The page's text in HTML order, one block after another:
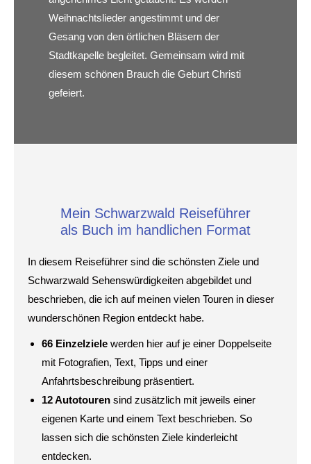
Weihnachtslieder angestimmt und der
Gesang von den örtlichen Bläsern der
Stadtkapelle begleitet. Gemeinsam wird mit
diesem schönen Brauch die Geburt Christi
gefeiert.
Mein Schwarzwald Reiseführer
als Buch im handlichen Format
In diesem Reiseführer sind die schönsten Ziele und
Schwarzwald Sehenswürdigkeiten abgebildet und
beschrieben, die ich auf meinen vielen Touren in dieser
wunderschönen Region entdeckt habe.
66 Einzelziele werden hier auf je einer Doppelseite
mit Fotografien, Text, Tipps und einer
Anfahrtsbeschreibung präsentiert.
12 Autotouren sind zusätzlich mit jeweils einer
eigenen Karte und einem Text beschrieben. So
lassen sich die schönsten Ziele kinderleicht
entdecken.